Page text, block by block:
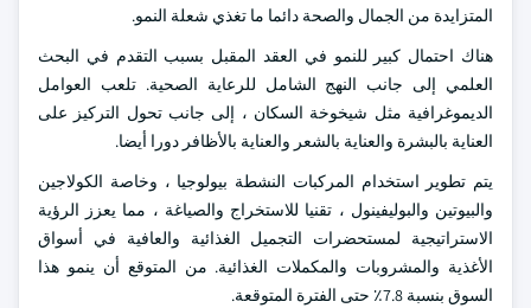
المتزايدة من الجمال والصحة دائما ما تغذي شعلة النمو.
هناك احتمال كبير للنمو في العقد المقبل بسبب التقدم في البحث
العلمي إلى جانب النهج الشامل للرعاية الصحية. تلعب العوامل
الديموغرافية مثل شيخوخة السكان ، إلى جانب تحول التركيز على
العناية بالبشرة والعناية بالشعر والعناية بالأظافر دورا أيضا.
يتم تطوير استخدام المركبات النشطة بيولوجيا ، وخاصة الكولاجين
والبيوتين والبوليفينول ، تقنيا للاستخراج والصياغة ، مما يعزز الرؤية
الاستراتيجية لمستحضرات التجميل الغذائية والعافية في أسواق
الأغذية والمشروبات والمكملات الغذائية. من المتوقع أن ينمو هذا
السوق بنسبة 7.8٪ حتى الفترة المتوقعة.